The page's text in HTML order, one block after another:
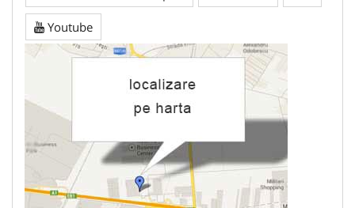
Youtube